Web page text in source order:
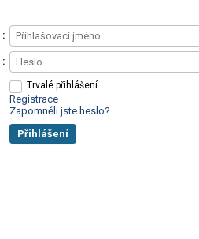
Trvalé přihlášení
Registrace
Zapomněli jste heslo?
Přihlášení